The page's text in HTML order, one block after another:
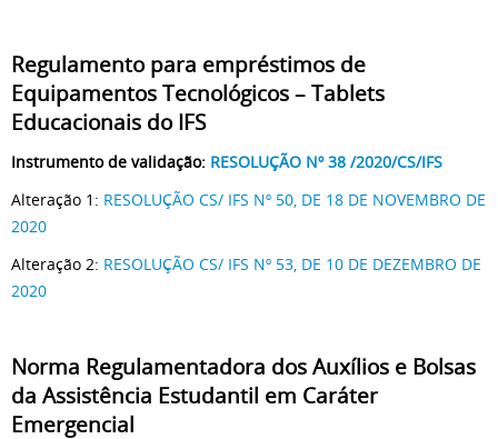
Regulamento para empréstimos de
Equipamentos Tecnológicos – Tablets
Educacionais do IFS
Instrumento de validação: RESOLUÇÃO Nº 38 /2020/CS/IFS
Alteração 1: RESOLUÇÃO CS/ IFS Nº 50, DE 18 DE NOVEMBRO DE
2020
Alteração 2: RESOLUÇÃO CS/ IFS Nº 53, DE 10 DE DEZEMBRO DE
2020
Norma Regulamentadora dos Auxílios e Bolsas
da Assistência Estudantil em Caráter
Emergencial